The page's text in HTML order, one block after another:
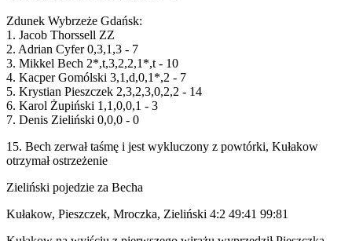
Zdunek Wybrzeże Gdańsk:
1. Jacob Thorssell ZZ
2. Adrian Cyfer 0,3,1,3 - 7
3. Mikkel Bech 2*,t,3,2,2,1*,t - 10
4. Kacper Gomólski 3,1,d,0,1*,2 - 7
5. Krystian Pieszczek 2,3,2,3,0,2,2 - 14
6. Karol Żupiński 1,1,0,0,1 - 3
7. Denis Zieliński 0,0,0 - 0
15. Bech zerwał taśmę i jest wykluczony z powtórki, Kułakow
otrzymał ostrzeżenie
Zieliński pojedzie za Becha
Kułakow, Pieszczek, Mroczka, Zieliński 4:2 49:41 99:81